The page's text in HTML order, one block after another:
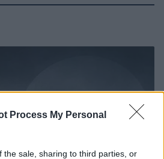
Process My Personal
the sale, sharing to third parties, or